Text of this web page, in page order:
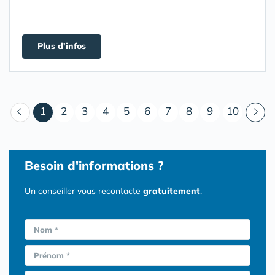
Plus d'infos
1 (courant)
2 3 4 5 6 7 8 9 10
Besoin d'informations ?
Un conseiller vous recontacte gratuitement.
Nom *
Prénom *